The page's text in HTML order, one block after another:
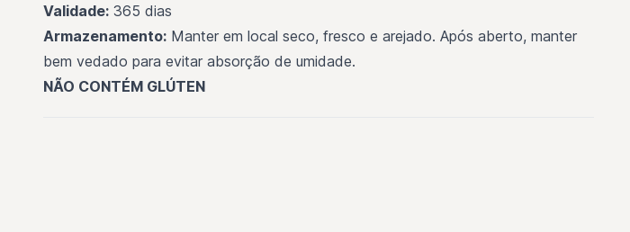
Validade: 365 dias
Armazenamento: Manter em local seco, fresco e arejado. Após aberto, manter
bem vedado para evitar absorção de umidade.
NÃO CONTÉM GLÚTEN